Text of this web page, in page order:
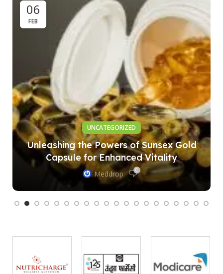
06
FEB
UNCATEGORIZED
Unleashing the Powers of Sunsex Gold
Capsule for Enhanced Vitality
Meddrop 0